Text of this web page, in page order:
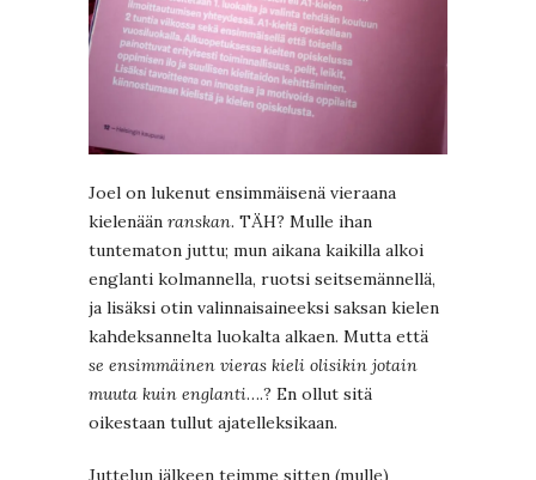
Joel on lukenut ensimmäisenä vieraana
kielenään ranskan. TÄH? Mulle ihan
tuntematon juttu; mun aikana kaikilla alkoi
englanti kolmannella, ruotsi seitsemännellä,
ja lisäksi otin valinnaisaineeksi saksan kielen
kahdeksannelta luokalta alkaen. Mutta että
se ensimmäinen vieras kieli olisikin jotain
muuta kuin englanti….? En ollut sitä
oikestaan tullut ajatelleksikaan.
Juttelun jälkeen teimme sitten (mulle)